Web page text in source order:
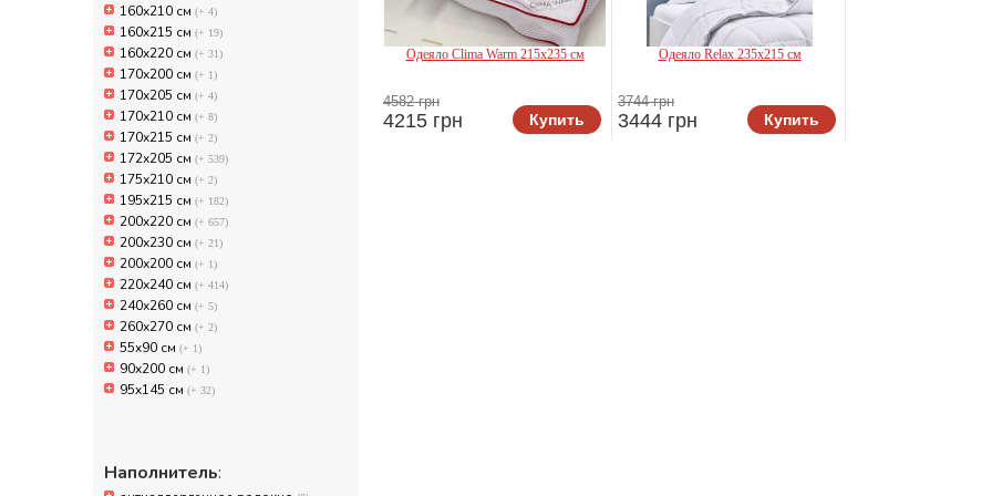
160x210 см (+ 4)
160x215 см (+ 19)
160x220 см (+ 31)
170x200 см (+ 1)
170x205 см (+ 4)
170х210 см (+ 8)
170х215 см (+ 2)
172х205 см (+ 539)
175х210 см (+ 2)
195x215 см (+ 182)
200x220 см (+ 657)
200x230 см (+ 21)
200х200 см (+ 1)
220х240 см (+ 414)
240х260 см (+ 5)
260х270 см (+ 2)
55x90 см (+ 1)
90x200 см (+ 1)
95x145 см (+ 32)
Наполнитель:
Одеяло Clima Warm 215x235 см
4582 грн
4215 грн Купить
Одеяло Relax 235x215 см
3744 грн
3444 грн Купить